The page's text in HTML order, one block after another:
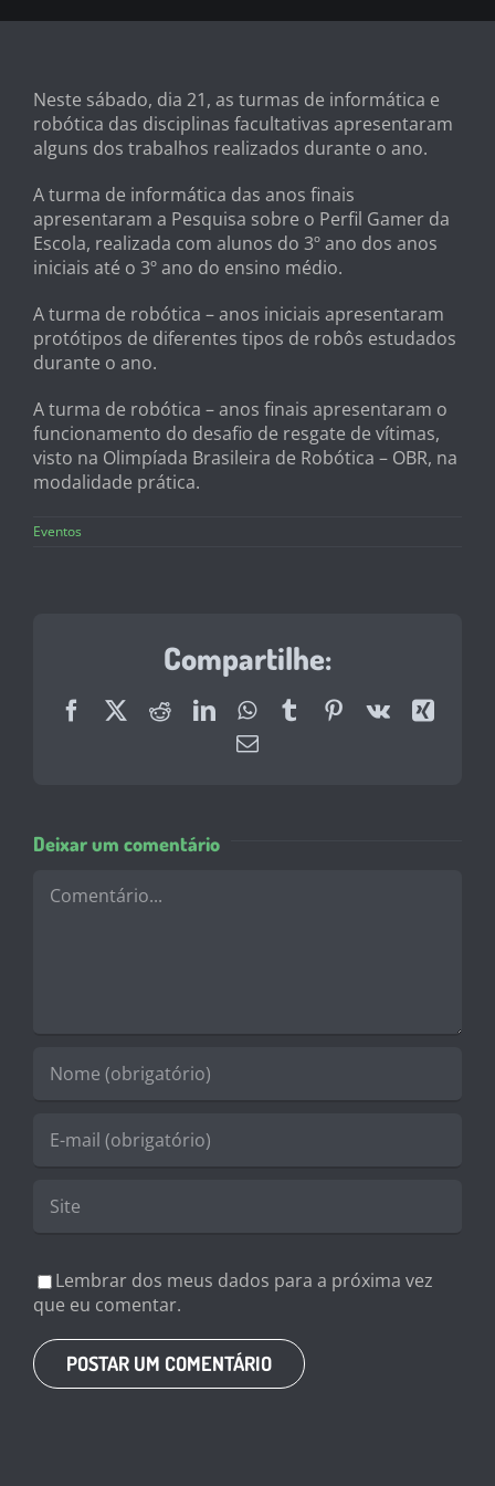
Neste sábado, dia 21, as turmas de informática e
robótica das disciplinas facultativas apresentaram
alguns dos trabalhos realizados durante o ano.
A turma de informática das anos finais
apresentaram a Pesquisa sobre o Perfil Gamer da
Escola, realizada com alunos do 3º ano dos anos
iniciais até o 3º ano do ensino médio.
A turma de robótica – anos iniciais apresentaram
protótipos de diferentes tipos de robôs estudados
durante o ano.
A turma de robótica – anos finais apresentaram o
funcionamento do desafio de resgate de vítimas,
visto na Olimpíada Brasileira de Robótica – OBR, na
modalidade prática.
Eventos
Compartilhe:
FacebookRedditLinkedInWhatsApp
TumblrPinterest
Vk
Xing
E-
Deixar um comentário
Lembrar dos meus dados para a próxima vez
que eu comentar.